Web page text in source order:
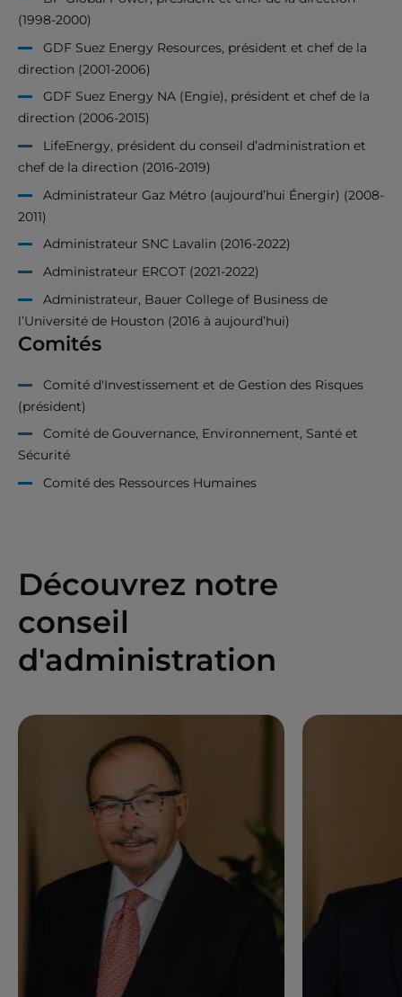
(1998-2000)
GDF Suez Energy Resources, président et chef de la
direction (2001-2006)
GDF Suez Energy NA (Engie), président et chef de la
direction (2006-2015)
LifeEnergy, président du conseil d’administration et
chef de la direction (2016-2019)
Administrateur Gaz Métro (aujourd’hui Énergir) (2008-
2011)
Administrateur SNC Lavalin (2016-2022)
Administrateur ERCOT (2021-2022)
Administrateur, Bauer College of Business de
l’Université de Houston (2016 à aujourd’hui)
Comités
Comité d'Investissement et de Gestion des Risques
(président)
Comité de Gouvernance, Environnement, Santé et
Sécurité
Comité des Ressources Humaines
Découvrez notre
conseil
d'administration